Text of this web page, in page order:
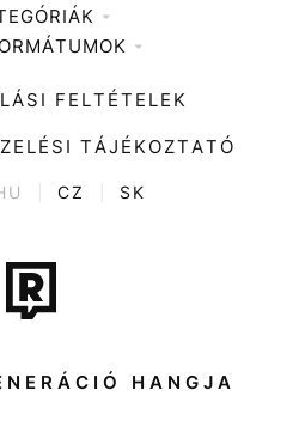
Zene
Divat
Kultúra
ENTR
Tudomány
Sport
FELTÉTELEK
TÁJÉKOZTATÓ
CZ SK
HANGJA